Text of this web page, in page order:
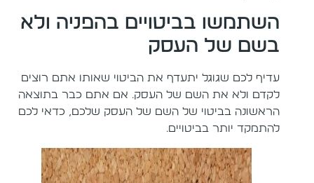
השתמשו בביטויים בהפניה ולא
בשם של העסק
עדיף לכם שגוגל יתעדף את הביטוי שאותו אתם רוצים
לקדם ולא את השם של העסק. אם אתם כבר בתוצאה
הראשונה בביטוי של השם של העסק שלכם, כדאי לכם
להתמקד יותר בביטויים.